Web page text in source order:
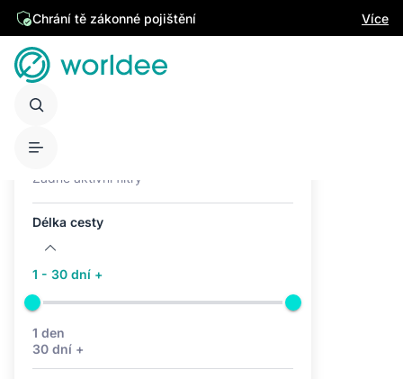
Chrání tě zákonné pojištění Více
Žádné aktivní filtry
Délka cesty
1 - 30 dní +
1 den
30 dní +